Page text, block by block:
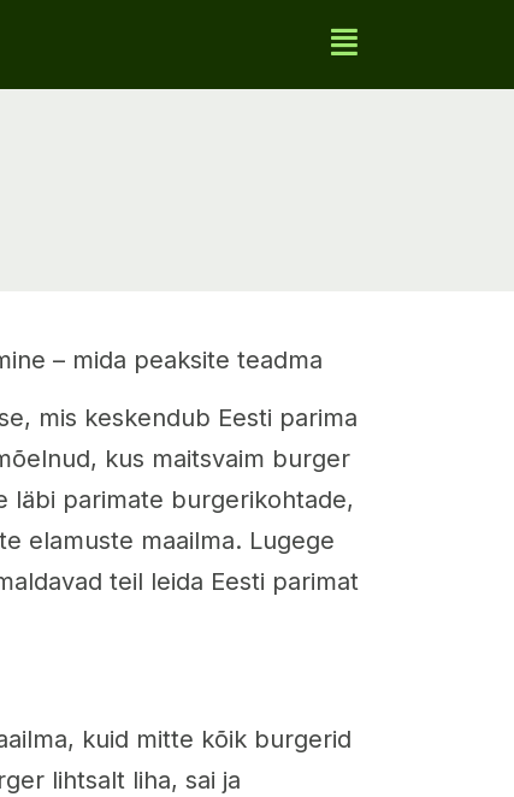
– mida peaksite teadma
mis keskendub Eesti parima
kus maitsvaim burger
läbi parimate burgerikohtade,
elamuste maailma. Lugege
teil leida Eesti parimat
kuid mitte kõik burgerid
lihtsalt liha, sai ja